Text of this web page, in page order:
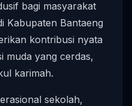
bagi masyarakat
Kabupaten Bantaeng
kontribusi nyata
muda yang cerdas,
karimah.
sekolah,